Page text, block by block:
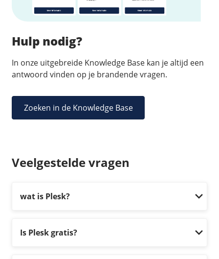
Hulp nodig?
In onze uitgebreide Knowledge Base kan je altijd een
antwoord vinden op je brandende vragen.
Zoeken in de Knowledge Base
Veelgestelde vragen
wat is Plesk?
Is Plesk gratis?